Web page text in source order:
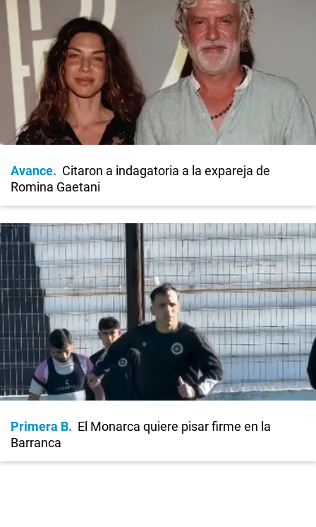
Avance
Citaron a indagatoria a la expareja de
Romina Gaetani
Primera B
El Monarca quiere pisar firme en la
Barranca